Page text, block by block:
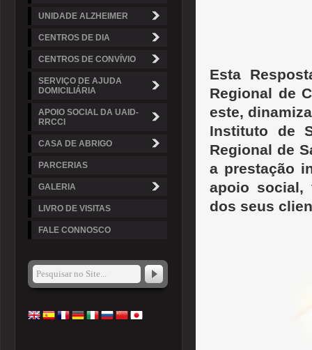
UNIDADE ALZHEIMER
CENTROS DE DIA
CENTROS DE CONVÍVIO
SERVIÇO DE AJUDA
DOMICILIÁRIA
APOIO SOCIAL DA UAID-
RRCCI
CASA DE ABRIGO
PARCERIAS
GALERIA
LIVRO DE VISITAS
FALE CONNOSCO
Esta
Regional de
este,
Instituto de
Regional de
a prestação
apoio social,
dos seus